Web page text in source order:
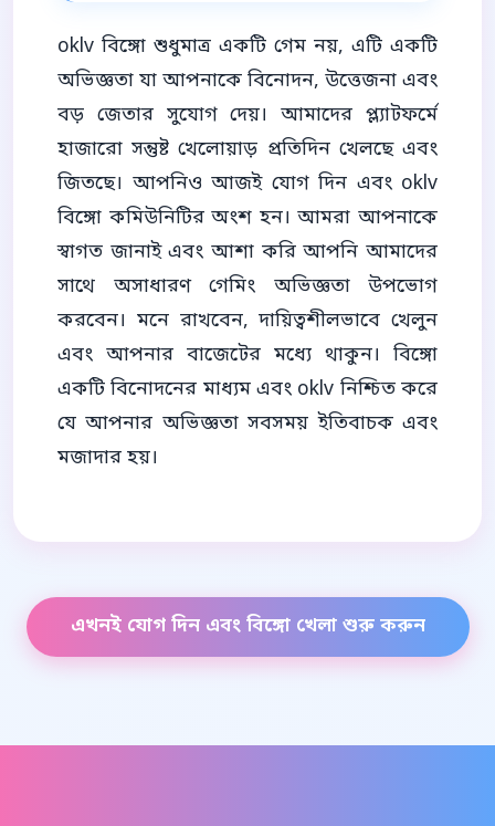
oklv বিঙ্গো শুধুমাত্র একটি গেম নয়, এটি একটি
অভিজ্ঞতা যা আপনাকে বিনোদন, উত্তেজনা এবং
বড় জেতার সুযোগ দেয়। আমাদের প্ল্যাটফর্মে
হাজারো সন্তুষ্ট খেলোয়াড় প্রতিদিন খেলছে এবং
জিতছে। আপনিও আজই যোগ দিন এবং oklv
বিঙ্গো কমিউনিটির অংশ হন। আমরা আপনাকে
স্বাগত জানাই এবং আশা করি আপনি আমাদের
সাথে অসাধারণ গেমিং অভিজ্ঞতা উপভোগ
করবেন। মনে রাখবেন, দায়িত্বশীলভাবে খেলুন
এবং আপনার বাজেটের মধ্যে থাকুন। বিঙ্গো
একটি বিনোদনের মাধ্যম এবং oklv নিশ্চিত করে
যে আপনার অভিজ্ঞতা সবসময় ইতিবাচক এবং
মজাদার হয়।
এখনই যোগ দিন এবং বিঙ্গো খেলা শুরু করুন